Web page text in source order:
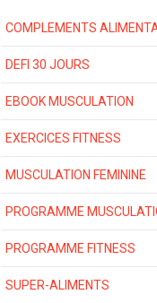
COMPLEMENTS
DEFI 30 JOURS
EBOOK MUSCULATION
EXERCICES FITNESS
MUSCULATION FEMININE
PROGRAMME
PROGRAMME FITNESS
SUPER-ALIMENTS